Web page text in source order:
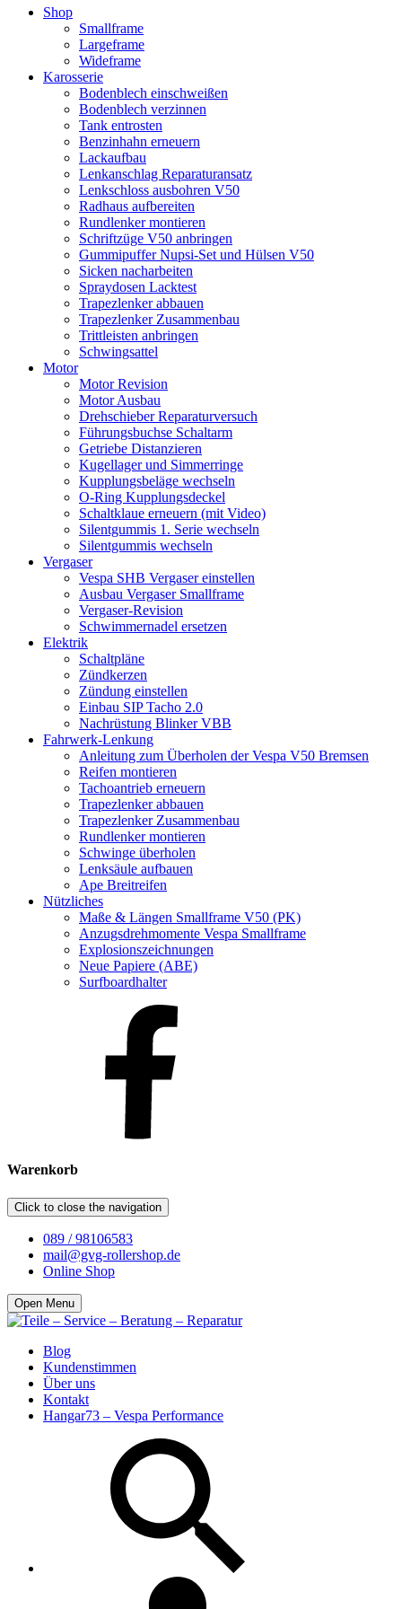
Shop
Smallframe
Largeframe
Wideframe
Karosserie
Bodenblech einschweißen
Bodenblech verzinnen
Tank entrosten
Benzinhahn erneuern
Lackaufbau
Lenkanschlag Reparaturansatz
Lenkschloss ausbohren V50
Radhaus aufbereiten
Rundlenker montieren
Schriftzüge V50 anbringen
Gummipuffer Nupsi-Set und Hülsen V50
Sicken nacharbeiten
Spraydosen Lacktest
Trapezlenker abbauen
Trapezlenker Zusammenbau
Trittleisten anbringen
Schwingsattel
Motor
Motor Revision
Motor Ausbau
Drehschieber Reparaturversuch
Führungsbuchse Schaltarm
Getriebe Distanzieren
Kugellager und Simmerringe
Kupplungsbeläge wechseln
O-Ring Kupplungsdeckel
Schaltklaue erneuern (mit Video)
Silentgummis 1. Serie wechseln
Silentgummis wechseln
Vergaser
Vespa SHB Vergaser einstellen
Ausbau Vergaser Smallframe
Vergaser-Revision
Schwimmernadel ersetzen
Elektrik
Schaltpläne
Zündkerzen
Zündung einstellen
Einbau SIP Tacho 2.0
Nachrüstung Blinker VBB
Fahrwerk-Lenkung
Anleitung zum Überholen der Vespa V50 Bremsen
Reifen montieren
Tachoantrieb erneuern
Trapezlenker abbauen
Trapezlenker Zusammenbau
Rundlenker montieren
Schwinge überholen
Lenksäule aufbauen
Ape Breitreifen
Nützliches
Maße & Längen Smallframe V50 (PK)
Anzugsdrehmomente Vespa Smallframe
Explosionszeichnungen
Neue Papiere (ABE)
Surfboardhalter
Warenkorb
Click to close the navigation
089 / 98106583
mail@gvg-rollershop.de
Online Shop
Open Menu
Blog
Kundenstimmen
Über uns
Kontakt
Hangar73 – Vespa Performance